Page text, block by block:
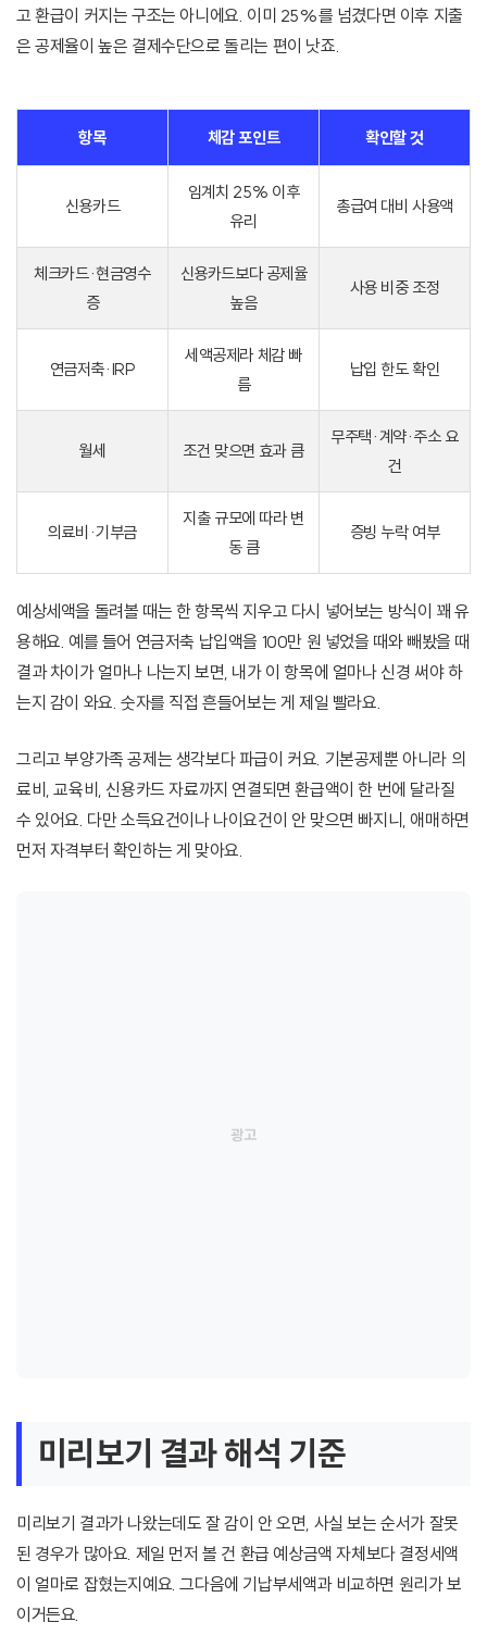
고 환급이 커지는 구조는 아니에요. 이미 25%를 넘겼다면 이후 지출
은 공제율이 높은 결제수단으로 돌리는 편이 낫죠.
항목 체감 포인트 확인할 것
신용카드
임계치 25% 이후
유리
총급여 대비 사용액
체크카드·현금영수
증
신용카드보다 공제율
높음
사용 비중 조정
연금저축·IRP
세액공제라 체감 빠
름
납입 한도 확인
월세 조건 맞으면 효과 큼
무주택·계약·주소 요
건
의료비·기부금
지출 규모에 따라 변
동 큼
증빙 누락 여부
예상세액을 돌려볼 때는 한 항목씩 지우고 다시 넣어보는 방식이 꽤 유
용해요. 예를 들어 연금저축 납입액을 100만 원 넣었을 때와 빼봤을 때
결과 차이가 얼마나 나는지 보면, 내가 이 항목에 얼마나 신경 써야 하
는지 감이 와요. 숫자를 직접 흔들어보는 게 제일 빨라요.
그리고 부양가족 공제는 생각보다 파급이 커요. 기본공제뿐 아니라 의
료비, 교육비, 신용카드 자료까지 연결되면 환급액이 한 번에 달라질
수 있어요. 다만 소득요건이나 나이요건이 안 맞으면 빠지니, 애매하면
먼저 자격부터 확인하는 게 맞아요.
미리보기 결과 해석 기준
미리보기 결과가 나왔는데도 잘 감이 안 오면, 사실 보는 순서가 잘못
된 경우가 많아요. 제일 먼저 볼 건 환급 예상금액 자체보다 결정세액
이 얼마로 잡혔는지예요. 그다음에 기납부세액과 비교하면 원리가 보
이거든요.